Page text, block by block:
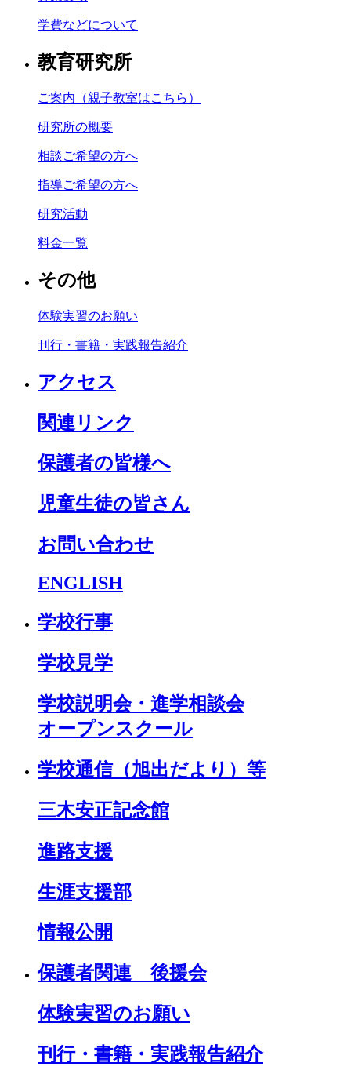
学費などについて
教育研究所
ご案内（親子教室はこちら）
研究所の概要
相談ご希望の方へ
指導ご希望の方へ
研究活動
料金一覧
その他
体験実習のお願い
刊行・書籍・実践報告紹介
アクセス
関連リンク
保護者の皆様へ
児童生徒の皆さん
お問い合わせ
ENGLISH
学校行事
学校見学
学校説明会・進学相談会
オープンスクール
学校通信（旭出だより）等
三木安正記念館
進路支援
生涯支援部
情報公開
保護者関連 後援会
体験実習のお願い
刊行・書籍・実践報告紹介